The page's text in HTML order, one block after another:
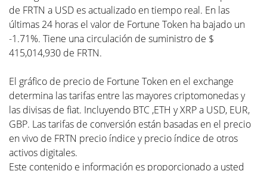
de FRTN a USD es actualizado en tiempo real. En las
últimas 24 horas el valor de Fortune Token ha bajado un
-1.71%. Tiene una circulación de suministro de $
415,014,930 de FRTN.
El gráfico de precio de Fortune Token en el exchange
determina las tarifas entre las mayores criptomonedas y
las divisas de fiat. Incluyendo BTC ,ETH y XRP a USD, EUR,
GBP. Las tarifas de conversión están basadas en el precio
en vivo de FRTN precio índice y precio índice de otros
activos digitales.
Este contenido e información es proporcionado a usted